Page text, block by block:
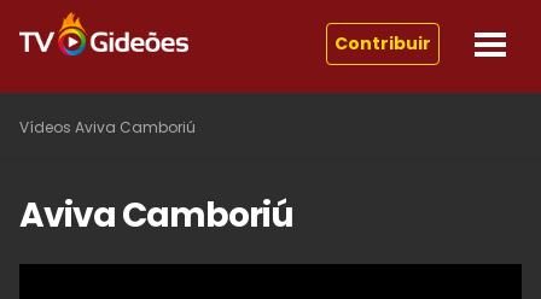
Contribuir
Vídeos Aviva Camboriú
Aviva Camboriú